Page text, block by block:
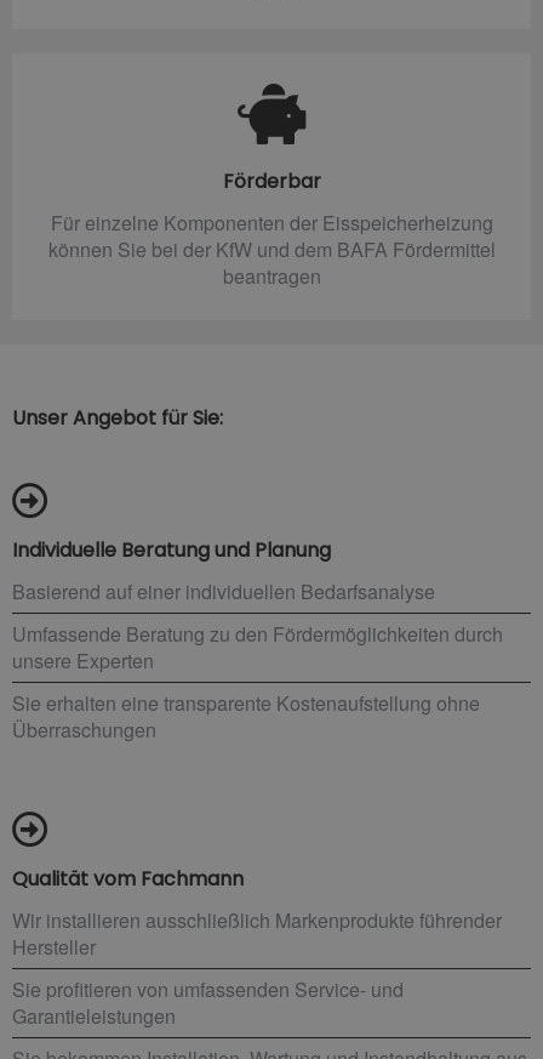
Förderbar
Für einzelne Komponenten der Eisspeicherheizung
können Sie bei der KfW und dem BAFA Fördermittel
beantragen
Unser Angebot für Sie:
Individuelle Beratung und Planung
Basierend auf einer individuellen Bedarfsanalyse
Umfassende Beratung zu den Fördermöglichkeiten durch
unsere Experten
Sie erhalten eine transparente Kostenaufstellung ohne
Überraschungen
Qualität vom Fachmann
Wir installieren ausschließlich Markenprodukte führender
Hersteller
Sie profitieren von umfassenden Service- und
Garantieleistungen